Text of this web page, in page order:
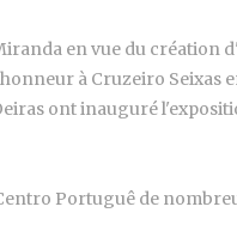
en vue du création
à Cruzeiro
ont inauguré
Portuguê de